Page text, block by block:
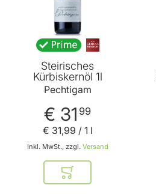
Steirisches
Kürbiskernöl 1l
Pechtigam
€ 31 99
Inkl. MwSt., zzgl. Versand
€ 31,99 / 1 l
In den Warenkorb